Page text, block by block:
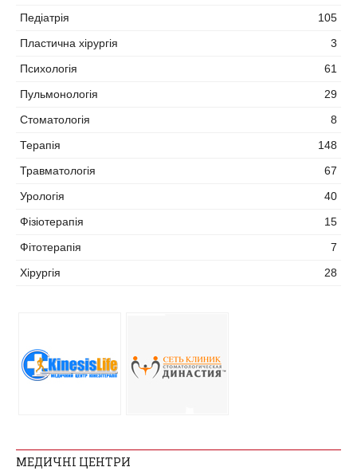
Педіатрія
105
Пластична хірургія
3
Психологія
61
Пульмонологія
29
Стоматологія
8
Терапія
148
Травматологія
67
Урологія
40
Фізіотерапія
15
Фітотерапія
7
Хірургія
28
МЕДИЧНІ ЦЕНТРИ